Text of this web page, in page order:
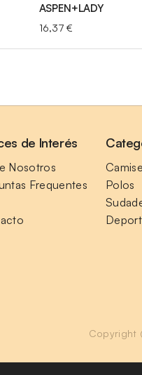
ASPEN+LADY
16,37€
de Interés
Nosotros
Frequentes
Polos
Copyright